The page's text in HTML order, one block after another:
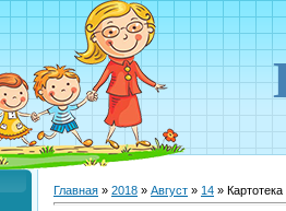
Главная » 2018 » Август » 14 » Картотека